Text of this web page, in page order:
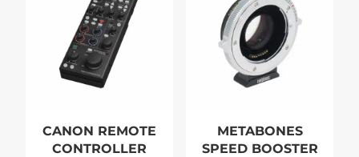
CANON REMOTE
CONTROLLER
METABONES
SPEED BOOSTER